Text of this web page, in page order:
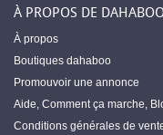
À PROPOS DE
À propos
Boutiques dahaboo
Promouvoir une annonce
Aide, Comment ça marche,
Conditions générales de